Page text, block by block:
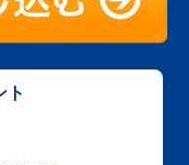
ト